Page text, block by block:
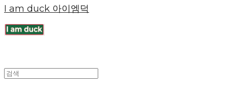
I am duck 아이엠덕